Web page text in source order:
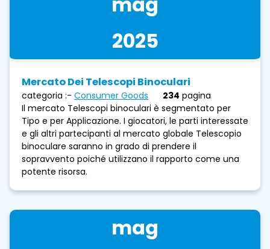
2025
Mercato Dei Telescopi Binoculari
categoria :- Consumer Goods 234 pagina
Il mercato Telescopi binoculari è segmentato per
Tipo e per Applicazione. I giocatori, le parti interessate
e gli altri partecipanti al mercato globale Telescopio
binoculare saranno in grado di prendere il
sopravvento poiché utilizzano il rapporto come una
potente risorsa.
mag